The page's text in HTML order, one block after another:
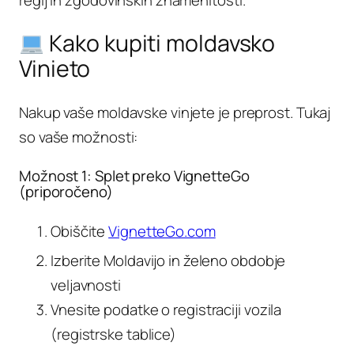
Kako kupiti moldavsko
Vinieto
Nakup vaše moldavske vinjete je preprost. Tukaj
so vaše možnosti:
Možnost 1: Splet preko VignetteGo
(priporočeno)
ObiščiteVignetteGo.com
Izberite Moldavijo in želeno obdobje
veljavnosti
Vnesite podatke o registraciji vozila
(registrske tablice)